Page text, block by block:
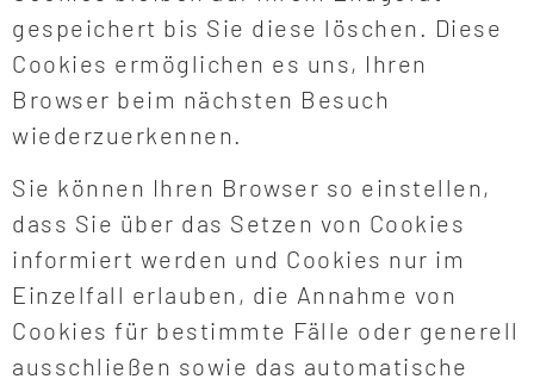
gespeichert bis Sie diese löschen. Diese
Cookies ermöglichen es uns, Ihren
Browser beim nächsten Besuch
wiederzuerkennen.
Sie können Ihren Browser so einstellen,
dass Sie über das Setzen von Cookies
informiert werden und Cookies nur im
Einzelfall erlauben, die Annahme von
Cookies für bestimmte Fälle oder generell
ausschließen sowie das automatische